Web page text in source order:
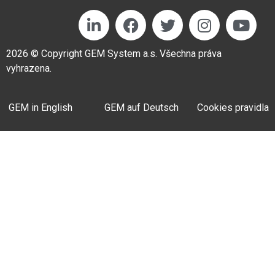
2026 © Copyright GEM System a.s. Všechna práva
vyhrazena.
GEM in English GEM auf Deutsch Cookies pravidla